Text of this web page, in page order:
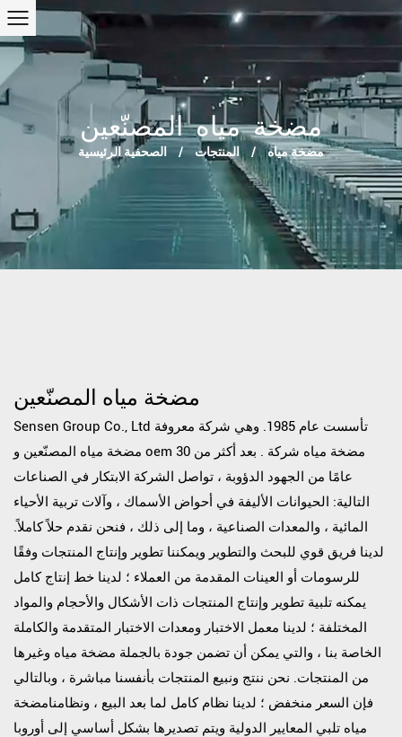
مضخة مياه المصنّعين
الصحفية الرئيسية / المنتجات / مضخة مياه
مضخة مياه المصنّعين
Sensen Group Co., Ltd تأسست عام 1985. وهي شركة معروفة
مضخة مياه المصنّعين
oem مضخة مياه شركة
. بعد أكثر من 30
عامًا من الجهود الدؤوبة ، تواصل الشركة الابتكار في الصناعات
التالية: الحيوانات الأليفة في أحواض الأسماك ، وآلات تربية الأحياء
المائية ، والمعدات الصناعية ، وما إلى ذلك ، فنحن نقدم حلاً كاملاً.
لدينا فريق قوي للبحث والتطوير ويمكننا تطوير وإنتاج المنتجات وفقًا
للرسومات أو العينات المقدمة من العملاء ؛ لدينا خط إنتاج كامل
يمكنه تلبية تطوير وإنتاج المنتجات ذات الأشكال والأحجام والمواد
المختلفة ؛ لدينا معمل الاختبار ومعدات الاختبار المتقدمة والكاملة
الخاصة بنا ، والتي يمكن أن تضمن جودة بالجملة مضخة مياه وغيرها
من المنتجات. نحن ننتج ونبيع المنتجات بأنفسنا مباشرة ، وبالتالي
فإن السعر منخفض ؛ لدينا نظام كامل لما بعد البيع ، ونظامنامضخة
مياه تلبي المعايير الدولية ويتم تصديرها بشكل أساسي إلى أوروبا